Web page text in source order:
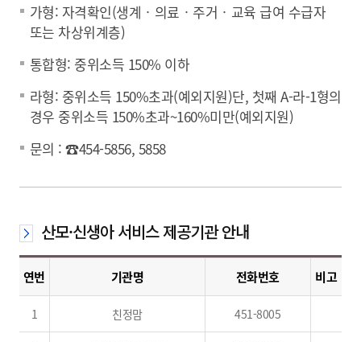
가형: 자격확인(생계‧의료‧주거‧교육 급여 수급자
또는 차상위계층)
통합형: 중위소득 150% 이하
라형: 중위소득 150%초과(예외지원)단, 첫째 A-라-1형의
경우 중위소득 150%초과~160%미만(예외지원)
문의 : ☎454-5856, 5858
산모·신생아 서비스 제공기관 안내
연번 기관명 전화번호 비고
1 친정맘 451-8005